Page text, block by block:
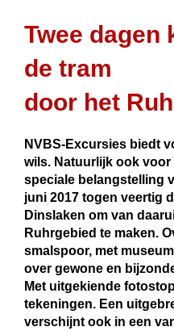
Twee dagen
de tram
door het
NVBS-Excursies biedt
wils. Natuurlijk ook voor
speciale belangstelling
juni 2017 togen veertig
Dinslaken om van
Ruhrgebied te maken.
smalspoor, met
over gewone en
Met uitgekiende
tekeningen. Een
verschijnt ook in een